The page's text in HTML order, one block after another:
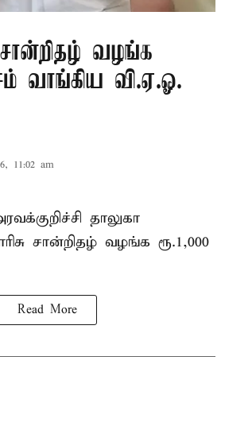
சான்றிதழ் வழங்க
வாங்கிய வி.ஏ.ஓ.
11:02 am
தாலுகா
சான்றிதழ் வழங்க ரூ.1,000
Read More